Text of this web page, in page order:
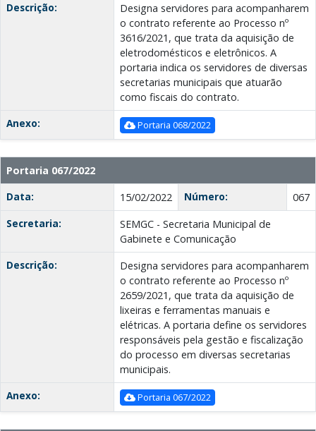
Descrição:
Designa servidores para acompanharem
o contrato referente ao Processo nº
3616/2021, que trata da aquisição de
eletrodomésticos e eletrônicos. A
portaria indica os servidores de diversas
secretarias municipais que atuarão
como fiscais do contrato.
Anexo:
Portaria 068/2022
Portaria 067/2022
Data:
15/02/2022 Número:
067
Secretaria:
SEMGC - Secretaria Municipal de
Gabinete e Comunicação
Descrição:
Designa servidores para acompanharem
o contrato referente ao Processo nº
2659/2021, que trata da aquisição de
lixeiras e ferramentas manuais e
elétricas. A portaria define os servidores
responsáveis pela gestão e fiscalização
do processo em diversas secretarias
municipais.
Anexo:
Portaria 067/2022